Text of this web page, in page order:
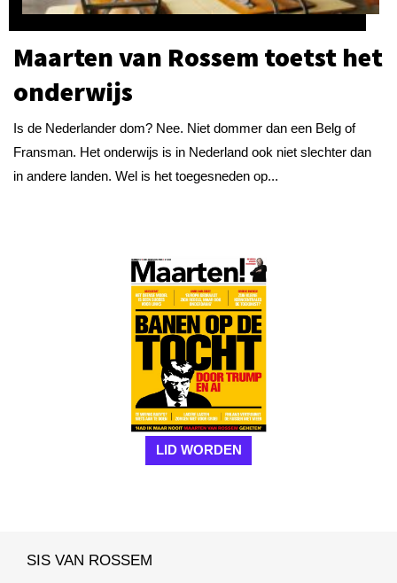
Maarten van Rossem toetst het
onderwijs
Is de Nederlander dom? Nee. Niet dommer dan een Belg of
Fransman. Het onderwijs is in Nederland ook niet slechter dan
in andere landen. Wel is het toegesneden op...
LID WORDEN
SIS VAN ROSSEM